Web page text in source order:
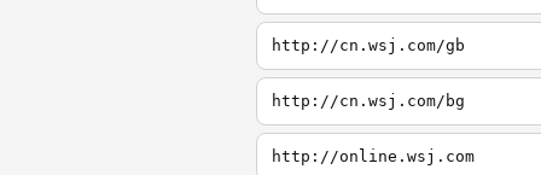
http://cn.wsj.com/gb
http://cn.wsj.com/bg
http://online.wsj.com